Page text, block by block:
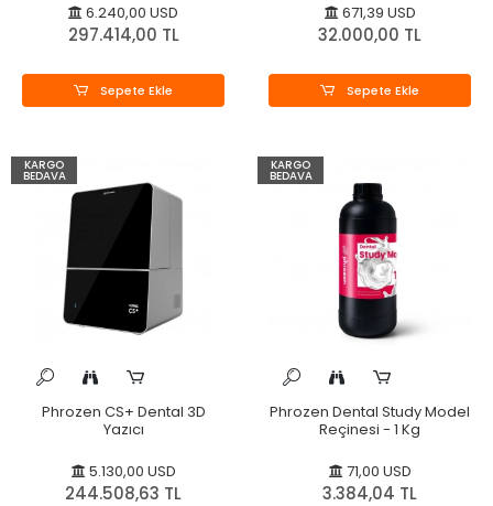
6.240,00 USD
297.414,00 TL
Sepete Ekle
671,39 USD
32.000,00 TL
Sepete Ekle
KARGO
BEDAVA
Phrozen CS+ Dental 3D
Yazıcı
5.130,00 USD
244.508,63 TL
KARGO
BEDAVA
Phrozen Dental Study Model
Reçinesi - 1 Kg
71,00 USD
3.384,04 TL